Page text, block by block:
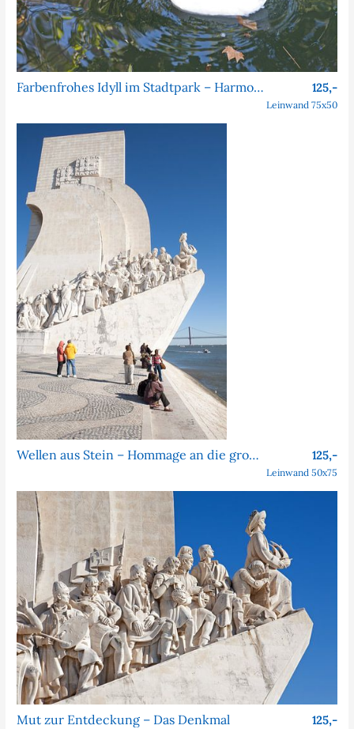
Farbenfrohes Idyll im Stadtpark – Harmonie im Park 125,-
Leinwand 75x50
Wellen aus Stein – Hommage an die großen Entdecker 125,-
Leinwand 50x75
Mut zur Entdeckung – Das Denkmal 125,-